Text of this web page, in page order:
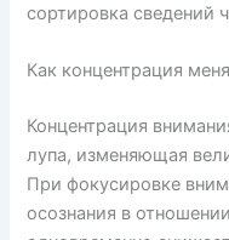
сортировка сведений
Как концентрация
Концентрация
лупа, изменяющая
При фокусировке
осознания в